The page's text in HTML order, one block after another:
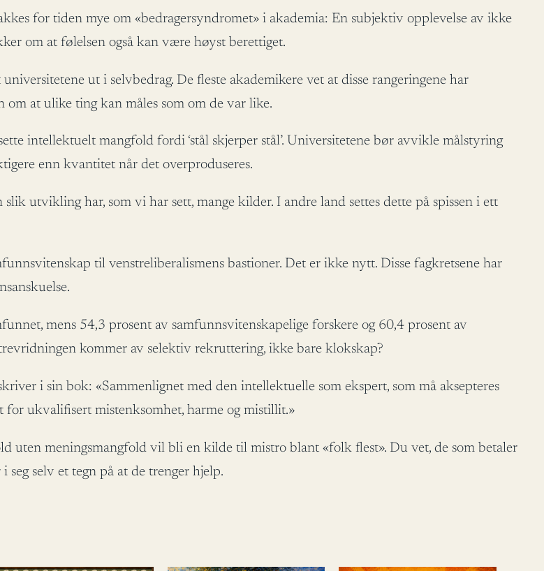
for tiden mye om «bedragersyndromet» i akademia: En subjektiv opplevelse av ikke
om at følelsen også kan være høyst berettiget.
ut i selvbedrag. De fleste akademikere vet at disse rangeringene har
om at ulike ting kan måles som om de var like.
intellektuelt mangfold fordi ‘stål skjerper stål’. Universitetene bør avvikle målstyring
enn kvantitet når det overproduseres.
utvikling har, som vi har sett, mange kilder. I andre land settes dette på spissen i ett
til venstreliberalismens bastioner. Det er ikke nytt. Disse fagkretsene har
mens 54,3 prosent av samfunnsvitenskapelige forskere og 60,4 prosent av
kommer av selektiv rekruttering, ikke bare klokskap?
i sin bok: «Sammenlignet med den intellektuelle som ekspert, som må aksepteres
ukvalifisert mistenksomhet, harme og mistillit.»
uten meningsmangfold vil bli en kilde til mistro blant «folk flest». Du vet, de som betaler
selv et tegn på at de trenger hjelp.